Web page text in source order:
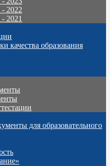
2022
2021
качества образования
для образовательного